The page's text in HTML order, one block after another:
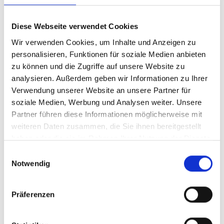
Diese Webseite verwendet Cookies
Wir verwenden Cookies, um Inhalte und Anzeigen zu
personalisieren, Funktionen für soziale Medien anbieten
zu können und die Zugriffe auf unsere Website zu
analysieren. Außerdem geben wir Informationen zu Ihrer
Verwendung unserer Website an unsere Partner für
soziale Medien, Werbung und Analysen weiter. Unsere
Partner führen diese Informationen möglicherweise mit
weiteren Daten zusammen, die Sie ihnen bereitgestellt
haben oder die sie im Rahmen Ihrer Nutzung der Dienste
Notwendig
Präferenzen